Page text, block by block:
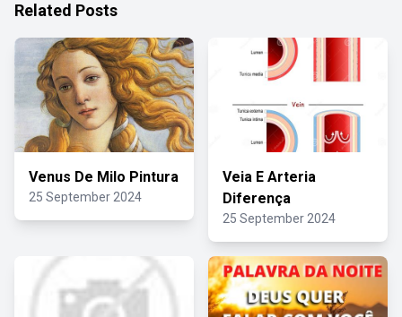
Related Posts
Venus De Milo Pintura
25 September 2024
Veia E Arteria
Diferença
25 September 2024